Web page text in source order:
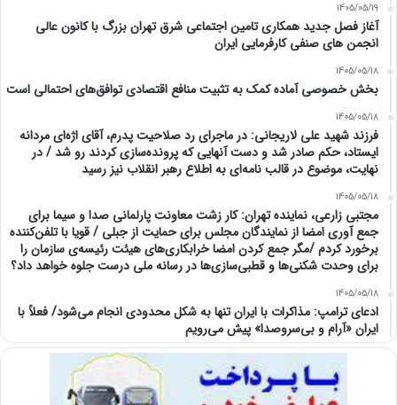
1405/05/19
آغاز فصل جدید همکاری تامین اجتماعی شرق تهران بزرگ با کانون عالی
انجمن های صنفی کارفرمایی ایران
1405/05/18
بخش خصوصی آماده کمک به تثبیت منافع اقتصادی توافق‌های احتمالی است
1405/05/18
فرزند شهید علی لاریجانی: در ماجرای رد صلاحیت پدرم، آقای اژه‌ای مردانه
ایستاد، حکم صادر شد و دست آنهایی که پرونده‌سازی کردند رو شد / در
نهایت، موضوع در قالب نامه‌ای به اطلاع رهبر انقلاب نیز رسید
1405/05/18
مجتبی زارعی، نماینده تهران: کار زشت معاونت پارلمانی صدا و سیما برای
جمع آوری امضا از نمایندگان مجلس برای حمایت از جبلی / قویا با تلفن‌کننده
برخورد کردم /مگر جمع کردن امضا خرابکاری‌های هیئت رئیسه‌ی سازمان را
برای وحدت شکنی‌ها و قطبی‌سازی‌ها در رسانه ملی درست جلوه خواهد داد؟
1405/05/18
ادعای ترامپ: مذاکرات با ایران تنها به شکل محدودی انجام می‌شود/ فعلاً با
ایران «آرام و بی‌سروصدا» پیش می‌رویم